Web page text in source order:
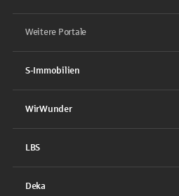
Weitere Portale
S-Immobilien
WirWunder
LBS
Deka